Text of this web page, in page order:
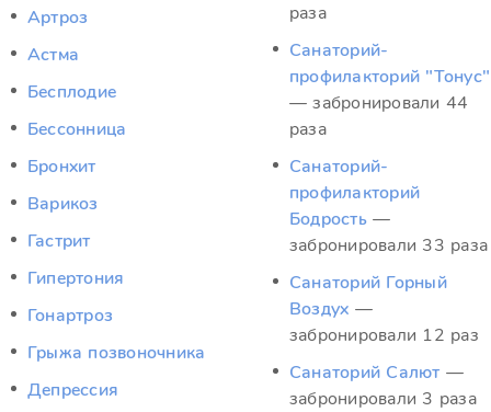
Артроз
Астма
Бесплодие
Бессонница
Бронхит
Варикоз
Гастрит
Гипертония
Гонартроз
Грыжа позвоночника
Депрессия
раза
Санаторий-
профилакторий "Тонус"
— забронировали 44
раза
Санаторий-
профилакторий
Бодрость —
забронировали 33 раза
Санаторий Горный
Воздух —
забронировали 12 раз
Санаторий Салют —
забронировали 3 раза